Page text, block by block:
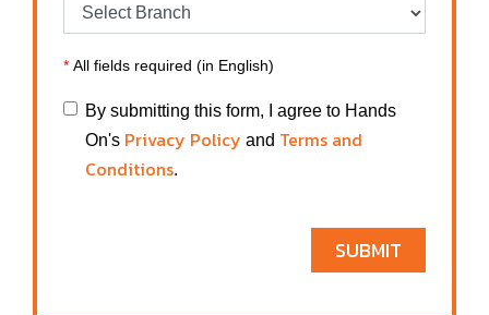
* All fields required (in English)
By submitting this form, I agree to Hands
On's Privacy Policy and Terms and
Conditions.
SUBMIT